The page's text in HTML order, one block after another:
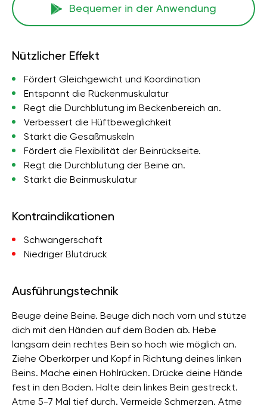
Bequemer in der Anwendung
Nützlicher Effekt
Fördert Gleichgewicht und Koordination
Entspannt die Rückenmuskulatur
Regt die Durchblutung im Beckenbereich an.
Verbessert die Hüftbeweglichkeit
Stärkt die Gesäßmuskeln
Fördert die Flexibilität der Beinrückseite.
Regt die Durchblutung der Beine an.
Stärkt die Beinmuskulatur
Kontraindikationen
Schwangerschaft
Niedriger Blutdruck
Ausführungstechnik
Beuge deine Beine. Beuge dich nach vorn und stütze
dich mit den Händen auf dem Boden ab. Hebe
langsam dein rechtes Bein so hoch wie möglich an.
Ziehe Oberkörper und Kopf in Richtung deines linken
Beins. Mache einen Hohlrücken. Drücke deine Hände
fest in den Boden. Halte dein linkes Bein gestreckt.
Atme 5-7 Mal tief durch. Vermeide Schmerzen. Atme